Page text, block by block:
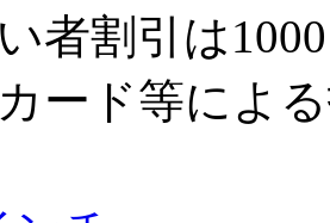
者割引は
ード等によ